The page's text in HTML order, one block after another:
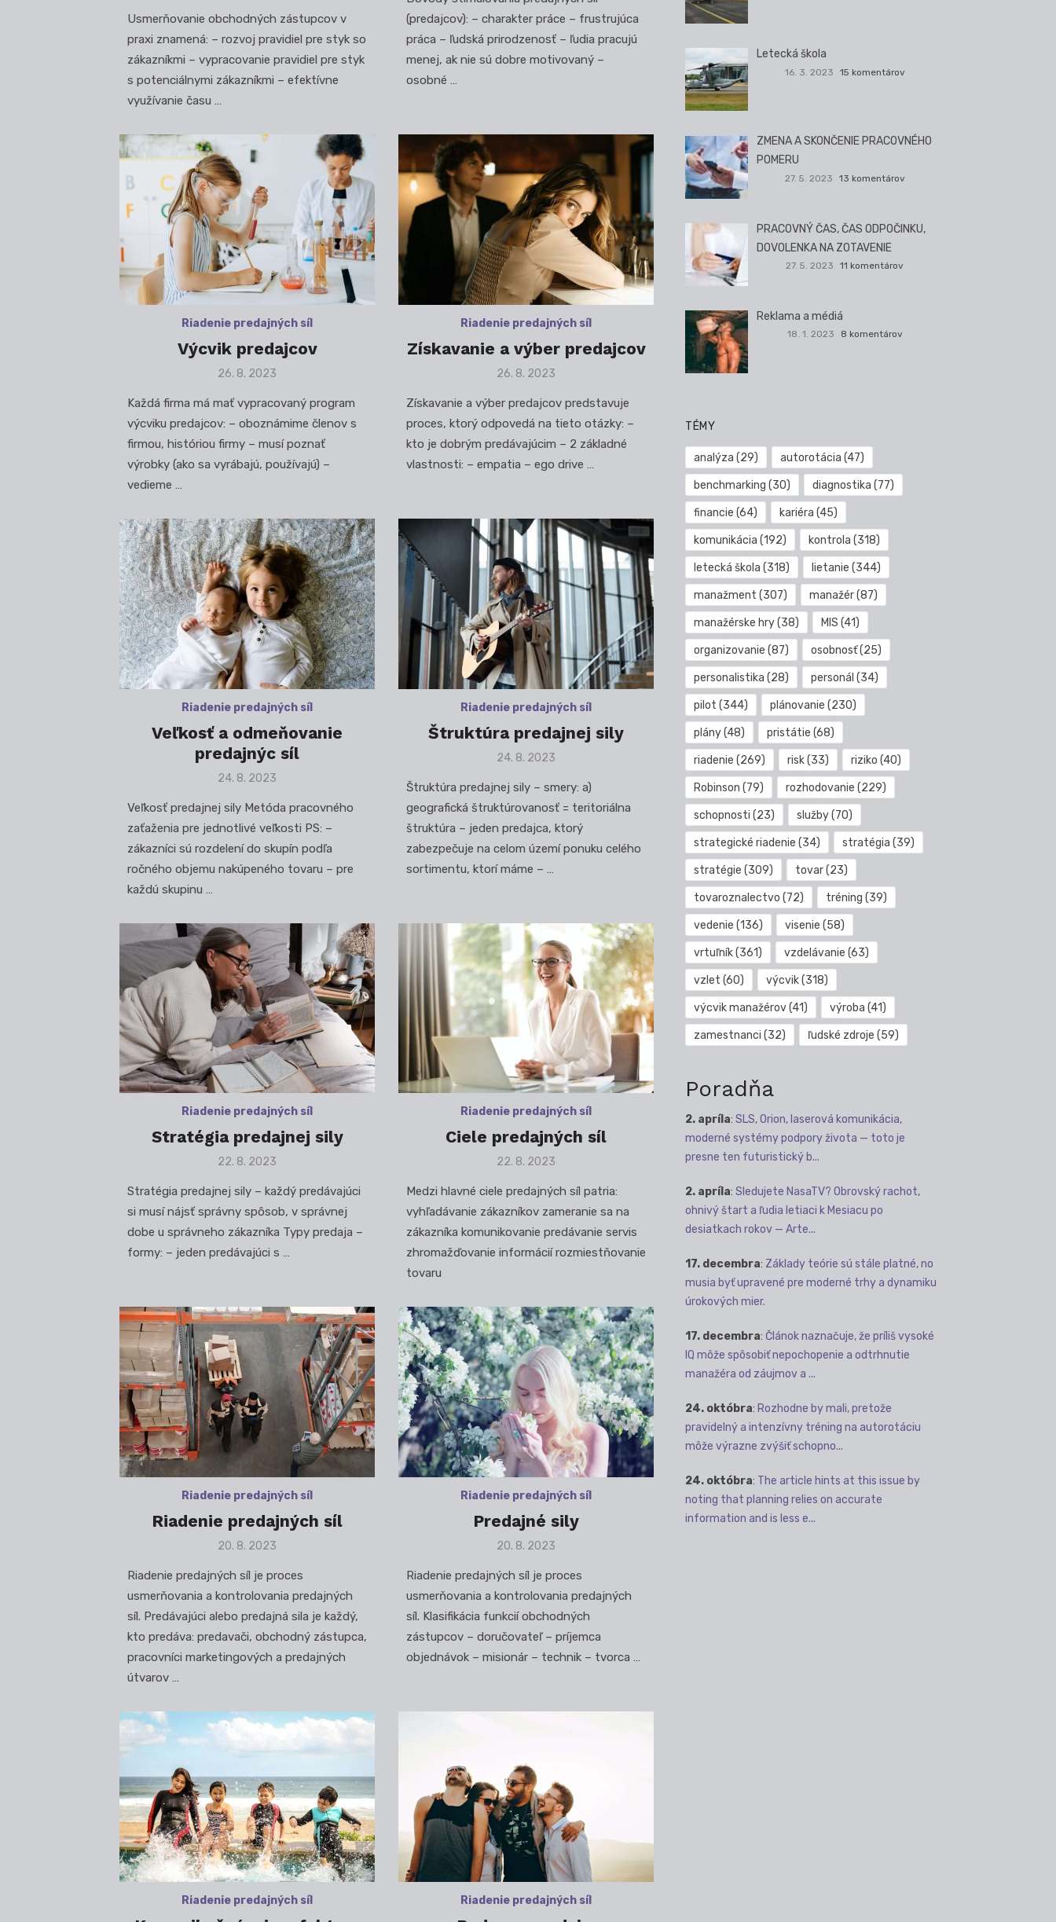
Usmerňovanie obchodných zástupcov v
praxi znamená: – rozvoj pravidiel pre styk so
zákazníkmi – vypracovanie pravidiel pre styk
s potenciálnymi zákazníkmi – efektívne
využívanie času …
(predajcov): – charakter práce – frustrujúca
práca – ľudská prirodzenosť – ľudia pracujú
menej, ak nie sú dobre motivovaný –
osobné …
Riadenie predajných síl
Výcvik predajcov
Posted
26. 8. 2023
Každá firma má mať vypracovaný program
výcviku predajcov: – oboznámime členov s
firmou, históriou firmy – musí poznať
výrobky (ako sa vyrábajú, používajú) –
vedieme …
Riadenie predajných síl
Získavanie a výber predajcov
Posted
26. 8. 2023
Získavanie a výber predajcov predstavuje
proces, ktorý odpovedá na tieto otázky: –
kto je dobrým predávajúcim – 2 základné
vlastnosti: – empatia – ego drive …
Riadenie predajných síl
Veľkosť a odmeňovanie
predajnýc síl
Posted
24. 8. 2023
Veľkosť predajnej sily Metóda pracovného
zaťaženia pre jednotlivé veľkosti PS: –
zákazníci sú rozdelení do skupín podľa
ročného objemu nakúpeného tovaru – pre
každú skupinu …
Riadenie predajných síl
Štruktúra predajnej sily
Posted
24. 8. 2023
Štruktúra predajnej sily – smery: a)
geografická štruktúrovanosť = teritoriálna
štruktúra – jeden predajca, ktorý
zabezpečuje na celom území ponuku celého
sortimentu, ktorí máme – …
Riadenie predajných síl
Stratégia predajnej sily
Posted
22. 8. 2023
Stratégia predajnej sily – každý predávajúci
si musí nájsť správny spôsob, v správnej
dobe u správneho zákazníka Typy predaja –
formy: – jeden predávajúci s …
Riadenie predajných síl
Ciele predajných síl
Posted
22. 8. 2023
Medzi hlavné ciele predajných síl patria:
vyhľadávanie zákazníkov zameranie sa na
zákazníka komunikovanie predávanie servis
zhromažďovanie informácií rozmiestňovanie
tovaru
Riadenie predajných síl
Riadenie predajných síl
Posted
20. 8. 2023
Riadenie predajných síl je proces
usmerňovania a kontrolovania predajných
síl. Predávajúci alebo predajná sila je každý,
kto predáva: predavači, obchodný zástupca,
pracovníci marketingových a predajných
útvarov …
Riadenie predajných síl
Predajné sily
Posted
20. 8. 2023
Riadenie predajných síl je proces
usmerňovania a kontrolovania predajných
síl. Klasifikácia funkcií obchodných
zástupcov – doručovateľ – príjemca
objednávok – misionár – technik – tvorca …
Riadenie predajných síl Riadenie predajných síl
Letecká škola
16. 3. 2023 15 komentárov
ZMENA A SKONČENIE PRACOVNÉHO
POMERU
27. 5. 2023 13 komentárov
PRACOVNÝ ČAS, ČAS ODPOČINKU,
DOVOLENKA NA ZOTAVENIE
27. 5. 2023 11 komentárov
Reklama a médiá
18. 1. 2023 8 komentárov
TÉMY
analýza (29) autorotácia (47)
benchmarking (30) diagnostika (77)
financie (64) kariéra (45)
komunikácia (192) kontrola (318)
letecká škola (318) lietanie (344)
manažment (307) manažér(87)
manažérske hry(38) MIS (41)
organizovanie (87) osobnosť(25)
personalistika (28) personál (34)
pilot (344) plánovanie (230)
plány(48) pristátie (68)
riadenie (269) risk(33) riziko (40)
Robinson (79) rozhodovanie (229)
schopnosti (23) služby(70)
strategické riadenie (34) stratégia (39)
stratégie (309) tovar(23)
tovaroznalectvo (72) tréning (39)
vedenie (136) visenie (58)
vrtuľník(361) vzdelávanie (63)
vzlet (60) výcvik(318)
výcvik manažérov(41) výroba (41)
zamestnanci (32) ľudské zdroje (59)
Poradňa
2. apríla: SLS, Orion, laserová komunikácia,
moderné systémy podpory života — toto je
presne ten futuristický b...
2. apríla: Sledujete NasaTV? Obrovský rachot,
ohnivý štart a ľudia letiaci k Mesiacu po
desiatkach rokov — Arte...
17. decembra: Základy teórie sú stále platné, no
musia byť upravené pre moderné trhy a dynamiku
úrokových mier.
17. decembra: Článok naznačuje, že príliš vysoké
IQ môže spôsobiť nepochopenie a odtrhnutie
manažéra od záujmov a ...
24. októbra: Rozhodne by mali, pretože
pravidelný a intenzívny tréning na autorotáciu
môže výrazne zvýšiť schopno...
24. októbra: The article hints at this issue by
noting that planning relies on accurate
information and is less e...